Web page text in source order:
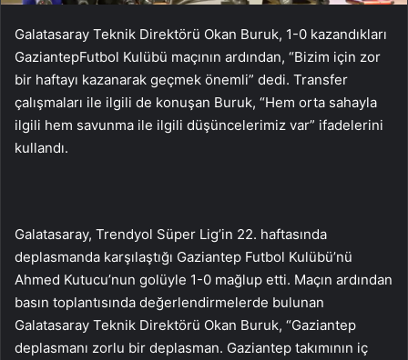
Galatasaray Teknik Direktörü Okan Buruk, 1-0 kazandıkları
GaziantepFutbol Kulübü maçının ardından, “Bizim için zor
bir haftayı kazanarak geçmek önemli” dedi. Transfer
çalışmaları ile ilgili de konuşan Buruk, “Hem orta sahayla
ilgili hem savunma ile ilgili düşüncelerimiz var” ifadelerini
kullandı.
Galatasaray, Trendyol Süper Lig’in 22. haftasında
deplasmanda karşılaştığı Gaziantep Futbol Kulübü’nü
Ahmed Kutucu’nun golüyle 1-0 mağlup etti. Maçın ardından
basın toplantısında değerlendirmelerde bulunan
Galatasaray Teknik Direktörü Okan Buruk, “Gaziantep
deplasmanı zorlu bir deplasman. Gaziantep takımının iç